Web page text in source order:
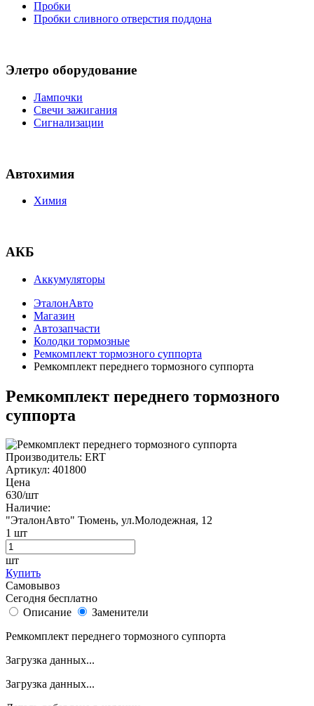
Пробки
Пробки сливного отверстия поддона
Элетро оборудование
Лампочки
Свечи зажигания
Сигнализации
Автохимия
Химия
АКБ
Аккумуляторы
ЭталонАвто
Магазин
Автозапчасти
Колодки тормозные
Ремкомплект тормозного суппорта
Ремкомплект переднего тормозного суппорта
Ремкомплект переднего тормозного
суппорта
Производитель: ERT
Артикул: 401800
Цена
630/шт
Наличие:
"ЭталонАвто" Тюмень, ул.Молодежная, 12
1 шт
шт
Купить
Самовывоз
Сегодня бесплатно
Описание
Заменители
Ремкомплект переднего тормозного суппорта
Загрузка данных...
Загрузка данных...